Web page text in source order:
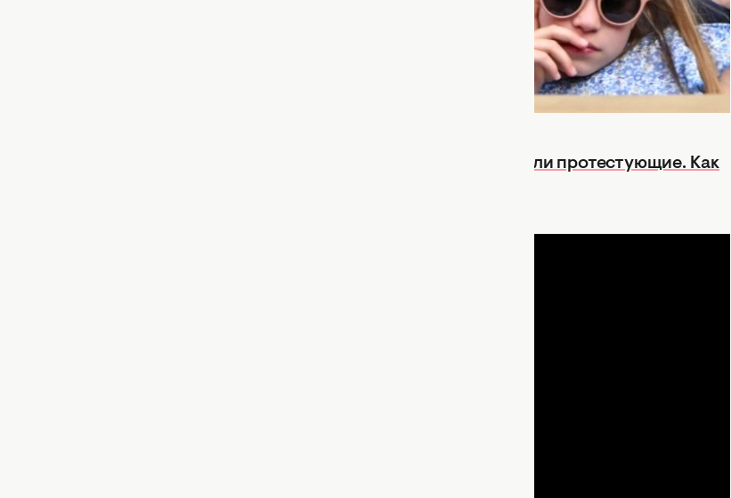
дочь главного наследника британского королевского престола сильно
переживала за результаты игры и активно поддерживала участников
Not my king: вторую коронацию Чарльза III едва не сорвали протестующие. Как